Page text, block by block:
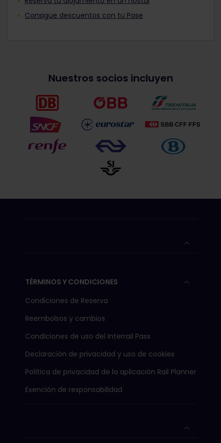
Consigue descuentos con tu Pase
Nuestros socios incluyen
TÉRMINOS Y CONDICIONES
Condiciones de Reserva
Reembolsos y cambios
Condiciones de uso del Interrail Pass
Declaración de privacidad y uso de cookies
Política de privacidad de la aplicación Rail Planner
Exención de responsabilidad